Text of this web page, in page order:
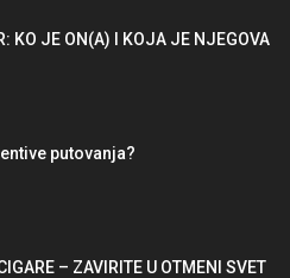
KO JE ON(A) I KOJA JE NJEGOVA
putovanja?
– ZAVIRITE U OTMENI SVET